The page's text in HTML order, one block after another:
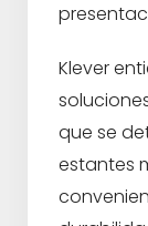
Klever
que se
estantes